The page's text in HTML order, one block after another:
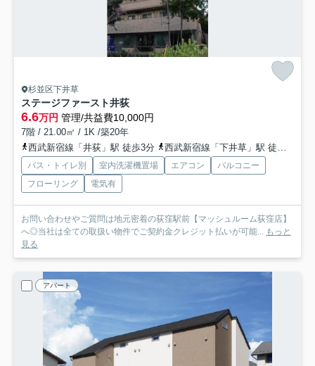
杉並区下井草
ステージファースト井荻
6.6万円 管理/共益費10,000円
7階 / 21.00㎡ / 1K /築20年
西武新宿線「井荻」駅 徒歩3分
西武新宿線「下井草」駅 徒歩14分
バス・トイレ別 室内洗濯機置場 エアコン
バルコニー
フローリング
電気有
お問い合わせやご質問は地元密着の荻窪駅前【マッシュルーム荻窪店】
へ◎当社は全ての取扱い物件でご契約金クレジット払いが可能... もっと
見る
アパート